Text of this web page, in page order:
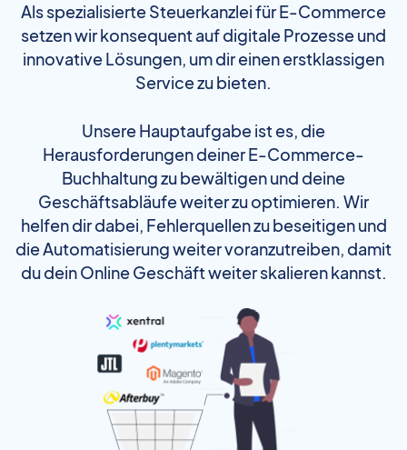
Als spezialisierte Steuerkanzlei für E-Commerce
setzen wir konsequent auf digitale Prozesse und
innovative Lösungen, um dir einen erstklassigen
Service zu bieten.
Unsere Hauptaufgabe ist es, die
Herausforderungen deiner E-Commerce-
Buchhaltung zu bewältigen und deine
Geschäftsabläufe weiter zu optimieren. Wir
helfen dir dabei, Fehlerquellen zu beseitigen und
die Automatisierung weiter voranzutreiben, damit
du dein Online Geschäft weiter skalieren kannst.